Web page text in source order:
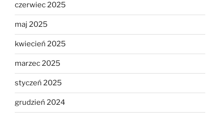
czerwiec 2025
maj 2025
kwiecień 2025
marzec 2025
styczeń 2025
grudzień 2024